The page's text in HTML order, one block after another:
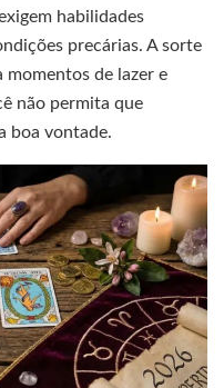
habilidades
precárias. A sorte
momentos de lazer e
não permita que
boa vontade.